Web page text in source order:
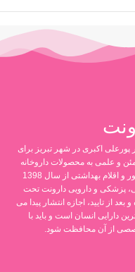
پورعلی اکبری در شهر تبریز برای
و علمی به محصولات داروخانه
ای، مکمل‌های تغذیه‌ای، فرآورده‌های سلامت‌محور و اقلام بهداشتی از سال 1398
پزشکی و دارویی دارونت تحت
از تایید، اجازه انتشار پیدا می
دارایی انسان است و باید با
از آن محافظت شود.